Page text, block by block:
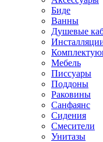
Биде
Ванны
Душевые
Мебель
Писсуары
Поддоны
Раковины
Санфаянс
Сидения
Смесители
Унитазы